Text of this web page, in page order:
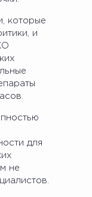
которые
и
для
не